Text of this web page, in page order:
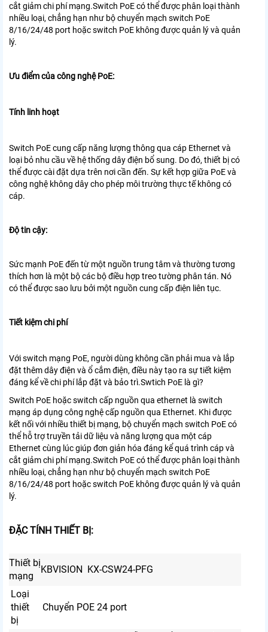
cắt giảm chi phí mạng.Switch PoE có thể được phân loại thành
nhiều loại, chẳng hạn như bộ chuyển mạch switch PoE
8/16/24/48 port hoặc switch PoE không được quản lý và quản
lý.
Ưu điểm của công nghệ PoE:
Tính linh hoạt
Switch PoE cung cấp năng lượng thông qua cáp Ethernet và
loại bỏ nhu cầu về hệ thống dây điện bổ sung. Do đó, thiết bị có
thể được cài đặt dựa trên nơi cần đến. Sự kết hợp giữa PoE và
công nghệ không dây cho phép môi trường thực tế không có
cáp.
Độ tin cậy:
Sức mạnh PoE đến từ một nguồn trung tâm và thường tương
thích hơn là một bộ các bộ điều hợp treo tường phân tán. Nó
có thể được sao lưu bởi một nguồn cung cấp điện liên tục.
Tiết kiệm chi phí
Với switch mạng PoE, người dùng không cần phải mua và lắp
đặt thêm dây điện và ổ cắm điện, điều này tạo ra sự tiết kiệm
đáng kể về chi phí lắp đặt và bảo trì.Swtich PoE là gì?
Switch PoE hoặc switch cấp nguồn qua ethernet là switch
mạng áp dụng công nghệ cấp nguồn qua Ethernet. Khi được
kết nối với nhiều thiết bị mạng, bộ chuyển mạch switch PoE có
thể hỗ trợ truyền tải dữ liệu và năng lượng qua một cáp
Ethernet cùng lúc giúp đơn giản hóa đáng kể quá trình cáp và
cắt giảm chi phí mạng.Switch PoE có thể được phân loại thành
nhiều loại, chẳng hạn như bộ chuyển mạch switch PoE
8/16/24/48 port hoặc switch PoE không được quản lý và quản
lý.
ĐẶC TÍNH THIẾT BỊ:
Thiết bị
mạng
KBVISION KX-CSW24-PFG
Loại
thiết
bị
Chuyển POE 24 port